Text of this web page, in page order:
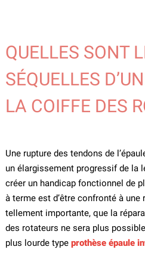
QUELLES SONT
SÉQUELLES
LA COIFFE DES
Une rupture des tendons de
un élargissement progressif de la
créer un handicap fonctionnel de
à terme est d’être confronté à
tellement importante, que la
des rotateurs ne sera plus
plus lourde type prothèse épaule